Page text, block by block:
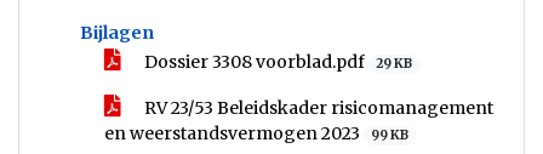
Bijlagen
Dossier 3308 voorblad.pdf
29 KB
RV 23/53 Beleidskader risicomanagement
en weerstandsvermogen 2023
99 KB